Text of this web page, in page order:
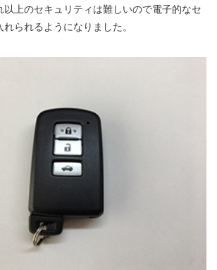
以上のセキュリティは難しいので電子的なセ
られるようになりました。